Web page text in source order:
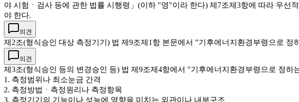
야 시험ㆍ검사 등에 관한 법률 시행령」(이하 "영"이라 한다) 제7조제3항에 따라 우
야 한다.
의견
제2조(형식승인 대상 측정기기) 법 제9조제1항 본문에서 "기후에너지환경부령으로
의견
제3조(형식승인 등의 변경승인 등) 법 제9조제4항에서 "기후에너지환경부령으로 정하
1. 측정범위나 최소눈금 간격
2. 측정방법ㆍ측정원리나 측정항목
3. 측정기기의 기능이나 성능에 영향을 미치는 외관이나 내부구조